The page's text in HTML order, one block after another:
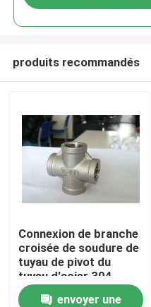
Aperçu
Produits
produits recommandés
Connexion de branche
croisée de soudure de
tuyau de pivot du
tuyau d'acier 304
inoxydable
envoyer une